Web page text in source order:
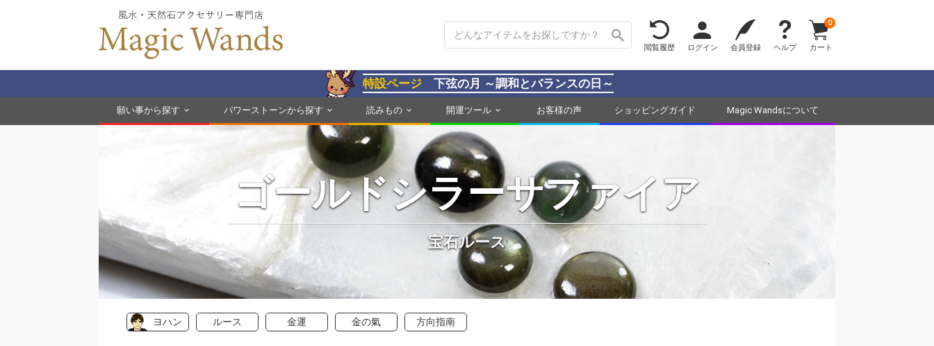
閲覧履歴 ログイン 会員登録 ヘルプ カート
0
特設ページ 下弦の月 ～調和とバランスの日～
願い事から探す パワーストーンから探す 読みもの 開運ツール お客様の声 ショッピングガイド Magic Wandsについて
ゴールドシラーサファイア
宝石ルース
ヨハン ルース 金運 金の氣 方向指南